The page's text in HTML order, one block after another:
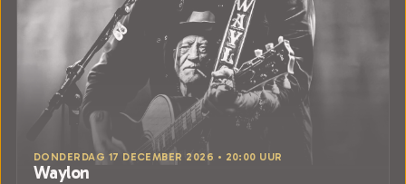
DONDERDAG 17 DECEMBER 2026 • 20:00 UUR
Waylon